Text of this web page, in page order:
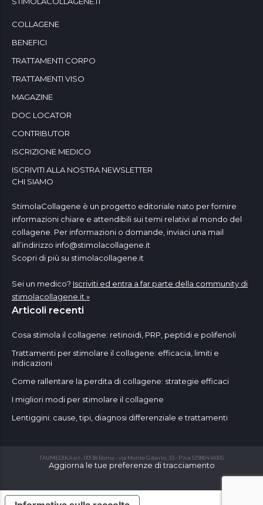
COLLAGENE
BENEFICI
TRATTAMENTI CORPO
TRATTAMENTI VISO
MAGAZINE
DOC LOCATOR
CONTRIBUTOR
ISCRIZIONE MEDICO
ISCRIVITI ALLA NOSTRA NEWSLETTER
CHI SIAMO
StimolaCollagene è un progetto editoriale nato per fornire
informazioni chiare e attendibili sui temi relativi al mondo del
collagene. Per informazioni o domande, inviaci una mail
all’indirizzo info@stimolacollagene.it
Scopri di più su stimolacollagene.it
Sei un medico? Iscriviti ed entra a far parte della community di
stimolacollagene.it »
Articoli recenti
Cosa stimola il collagene: retinoidi, PRP, peptidi e polifenoli
Trattamenti per stimolare il collagene: efficacia, limiti e
indicazioni
Come rallentare la perdita di collagene: strategie efficaci
I migliori modi per stimolare il collagene
Lentiggini: cause, tipi, diagnosi differenziale e trattamenti
TAUMEDIKA srl - 00138 Roma - via Monte Giberto, 33 - P.Iva 12980441005
Aggiorna le tue preferenze di tracciamento